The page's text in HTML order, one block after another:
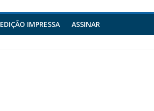
EDIÇÃO IMPRESSA ASSINAR